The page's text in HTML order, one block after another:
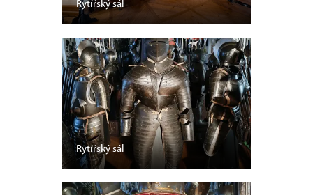
Rytířský sál
Rytířský sál